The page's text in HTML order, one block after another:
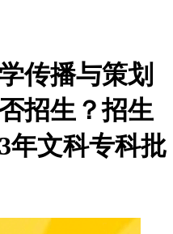
传播与策划
招生？招生
年文科专科批